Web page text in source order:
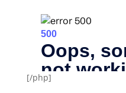
[/php]